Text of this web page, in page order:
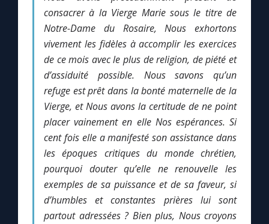
consacrer à la Vierge Marie sous le titre de
Notre-Dame du Rosaire, Nous exhortons
vivement les fidèles à accomplir les exercices
de ce mois avec le plus de religion, de piété et
d’assiduité possible. Nous savons qu’un
refuge est prêt dans la bonté maternelle de la
Vierge, et Nous avons la certitude de ne point
placer vainement en elle Nos espérances. Si
cent fois elle a manifesté son assistance dans
les époques critiques du monde chrétien,
pourquoi douter qu’elle ne renouvelle les
exemples de sa puissance et de sa faveur, si
d’humbles et constantes prières lui sont
partout adressées ? Bien plus, Nous croyons